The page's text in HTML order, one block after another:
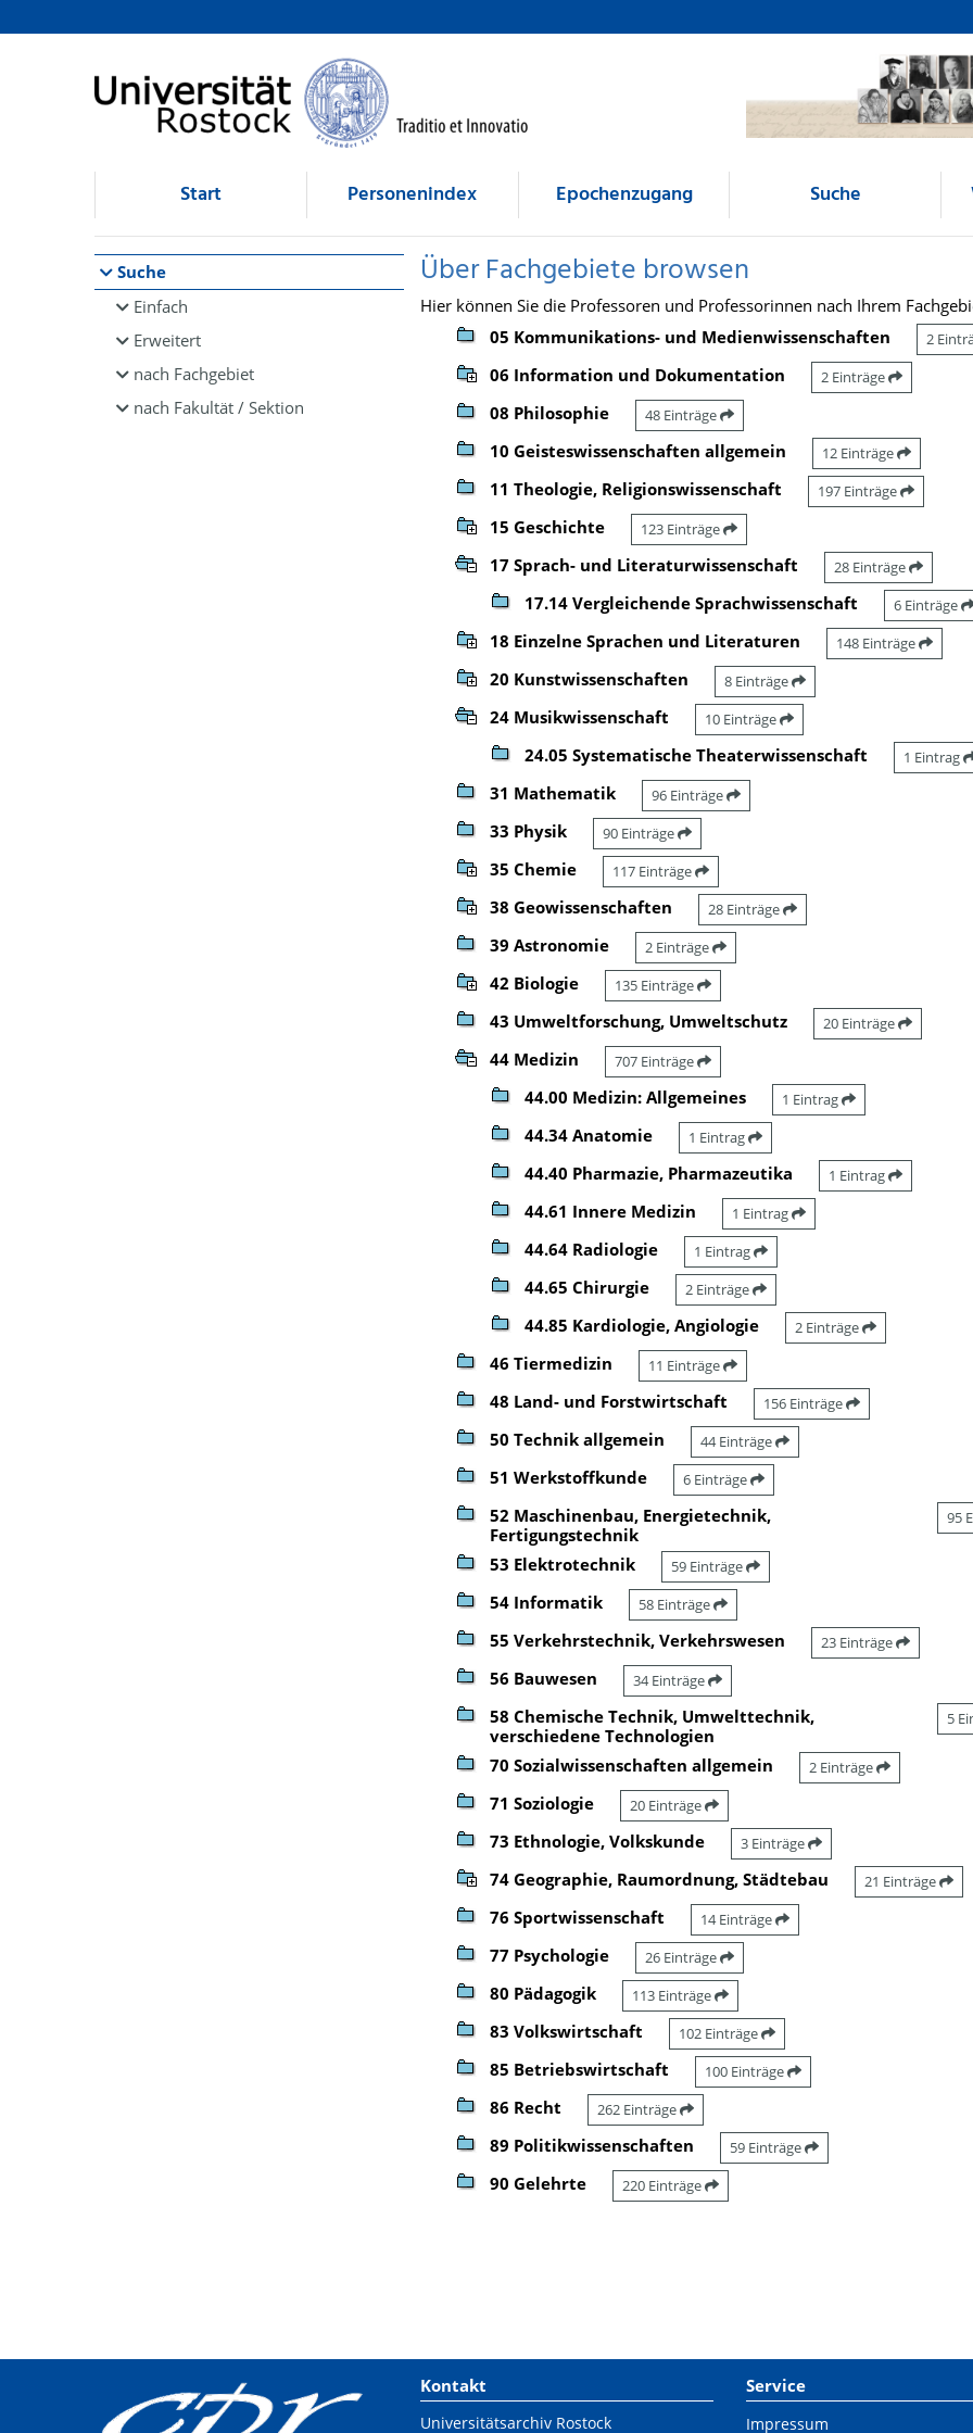
Browsen
direkt zum Inhalt
Start Personenindex Epochenzugang Suche
Suche
Einfach
Erweitert
nach Fachgebiet
nach Fakultät / Sektion
Über Fachgebiete browsen
Hier können Sie die Professoren und Professorinnen nach Ihrem
05 Kommunikations- und Medienwissenschaften
2
06 Information und Dokumentation 2 Einträge
08 Philosophie 48 Einträge
10 Geisteswissenschaften allgemein 12 Einträge
11 Theologie, Religionswissenschaft 197 Einträge
15 Geschichte 123 Einträge
17 Sprach- und Literaturwissenschaft 28 Einträge
17.14 Vergleichende Sprachwissenschaft 6 Einträge
18 Einzelne Sprachen und Literaturen 148 Einträge
20 Kunstwissenschaften 8 Einträge
24 Musikwissenschaft 10 Einträge
24.05 Systematische Theaterwissenschaft 1 Eintrag
31 Mathematik 96 Einträge
33 Physik 90 Einträge
35 Chemie 117 Einträge
38 Geowissenschaften 28 Einträge
39 Astronomie 2 Einträge
42 Biologie 135 Einträge
43 Umweltforschung, Umweltschutz 20 Einträge
44 Medizin 707 Einträge
44.00 Medizin: Allgemeines 1 Eintrag
44.34 Anatomie 1 Eintrag
44.40 Pharmazie, Pharmazeutika 1 Eintrag
44.61 Innere Medizin 1 Eintrag
44.64 Radiologie 1 Eintrag
44.65 Chirurgie 2 Einträge
44.85 Kardiologie, Angiologie 2 Einträge
46 Tiermedizin 11 Einträge
48 Land- und Forstwirtschaft 156 Einträge
50 Technik allgemein 44 Einträge
51 Werkstoffkunde 6 Einträge
52 Maschinenbau, Energietechnik,
Fertigungstechnik
95
53 Elektrotechnik 59 Einträge
54 Informatik 58 Einträge
55 Verkehrstechnik, Verkehrswesen 23 Einträge
56 Bauwesen 34 Einträge
58 Chemische Technik, Umwelttechnik,
verschiedene Technologien
5
70 Sozialwissenschaften allgemein 2 Einträge
71 Soziologie 20 Einträge
73 Ethnologie, Volkskunde 3 Einträge
74 Geographie, Raumordnung, Städtebau 21 Einträge
76 Sportwissenschaft 14 Einträge
77 Psychologie 26 Einträge
80 Pädagogik 113 Einträge
83 Volkswirtschaft 102 Einträge
85 Betriebswirtschaft 100 Einträge
86 Recht 262 Einträge
89 Politikwissenschaften 59 Einträge
90 Gelehrte 220 Einträge
Kontakt
Universitätsarchiv Rostock
Service
Impressum